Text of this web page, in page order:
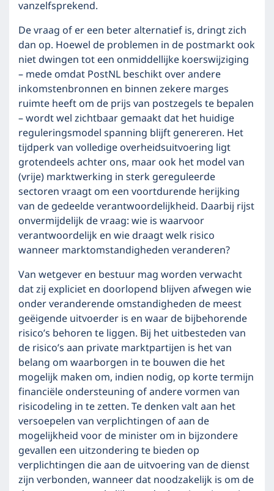
vanzelfsprekend.
De vraag of er een beter alternatief is, dringt zich
dan op. Hoewel de problemen in de postmarkt ook
niet dwingen tot een onmiddellijke koerswijziging
– mede omdat PostNL beschikt over andere
inkomstenbronnen en binnen zekere marges
ruimte heeft om de prijs van postzegels te bepalen
– wordt wel zichtbaar gemaakt dat het huidige
reguleringsmodel spanning blijft genereren. Het
tijdperk van volledige overheidsuitvoering ligt
grotendeels achter ons, maar ook het model van
(vrije) marktwerking in sterk gereguleerde
sectoren vraagt om een voortdurende herijking
van de gedeelde verantwoordelijkheid. Daarbij rijst
onvermijdelijk de vraag: wie is waarvoor
verantwoordelijk en wie draagt welk risico
wanneer marktomstandigheden veranderen?
Van wetgever en bestuur mag worden verwacht
dat zij expliciet en doorlopend blijven afwegen wie
onder veranderende omstandigheden de meest
geëigende uitvoerder is en waar de bijbehorende
risico’s behoren te liggen. Bij het uitbesteden van
de risico’s aan private marktpartijen is het van
belang om waarborgen in te bouwen die het
mogelijk maken om, indien nodig, op korte termijn
financiële ondersteuning of andere vormen van
risicodeling in te zetten. Te denken valt aan het
versoepelen van verplichtingen of aan de
mogelijkheid voor de minister om in bijzondere
gevallen een uitzondering te bieden op
verplichtingen die aan de uitvoering van de dienst
zijn verbonden, wanneer dat noodzakelijk is om de